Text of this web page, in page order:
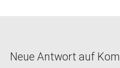
Neue Antwort auf